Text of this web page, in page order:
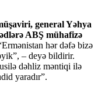
general Yəhya
ABŞ mühafizə
hər dəfə bizə
– deyə bildirir.
dəhliz məntiqi ilə
yaradır”.